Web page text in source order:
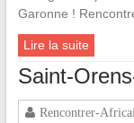
Garonne !
Lire la suite
Saint-
Rencontrer-